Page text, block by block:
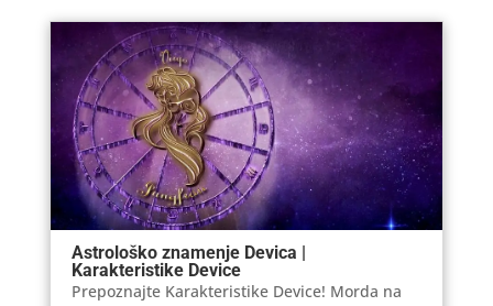
Astrološko znamenje Devica |
Karakteristike Device
Prepoznajte Karakteristike Device! Morda na